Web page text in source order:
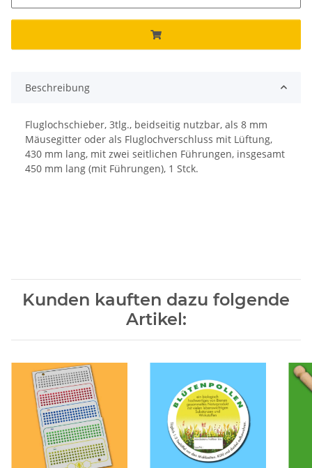
Beschreibung
Fluglochschieber, 3tlg., beidseitig nutzbar, als 8 mm
Mäusegitter oder als Fluglochverschluss mit Lüftung,
430 mm lang, mit zwei seitlichen Führungen, insgesamt
450 mm lang (mit Führungen), 1 Stck.
Kunden kauften dazu folgende
Artikel: